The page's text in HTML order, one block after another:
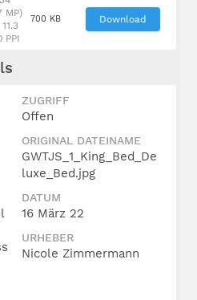
MP)
PPI
700 KB Download
ZUGRIFF
Offen
ORIGINAL DATEINAME
GWTJS_1_King_Bed_De
luxe_Bed.jpg
DATUM
16 März 22
URHEBER
Nicole Zimmermann